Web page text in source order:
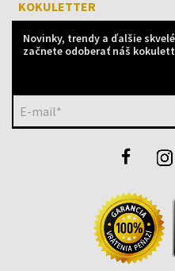
KOKULETTER
Novinky, trendy a ďalšie
začnete odoberať náš
E-mail*